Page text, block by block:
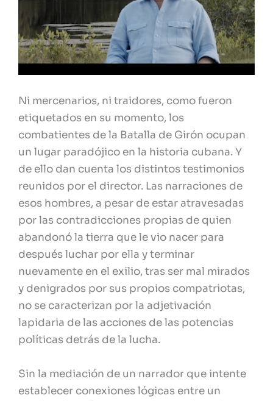
Ni mercenarios, ni traidores, como fueron
etiquetados en su momento, los
combatientes de la Batalla de Girón ocupan
un lugar paradójico en la historia cubana. Y
de ello dan cuenta los distintos testimonios
reunidos por el director. Las narraciones de
esos hombres, a pesar de estar atravesadas
por las contradicciones propias de quien
abandonó la tierra que le vio nacer para
después luchar por ella y terminar
nuevamente en el exilio, tras ser mal mirados
y denigrados por sus propios compatriotas,
no se caracterizan por la adjetivación
lapidaria de las acciones de las potencias
políticas detrás de la lucha.
Sin la mediación de un narrador que intente
establecer conexiones lógicas entre un